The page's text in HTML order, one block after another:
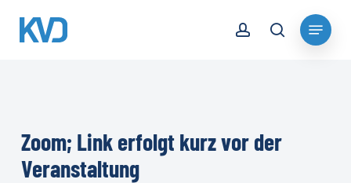
search
Menu
Zoom; Link erfolgt kurz vor der
Veranstaltung
Close